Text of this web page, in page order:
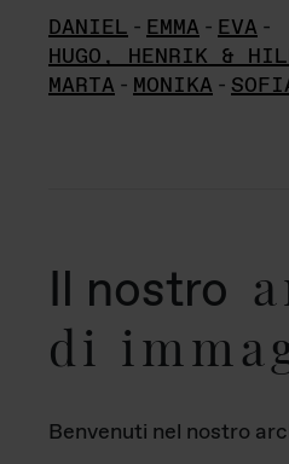
DANIEL - EMMA - EVA -
HUGO, HENRIK &
MARTA - MONIKA -
Il nostro
di
Benvenuti nel nostro